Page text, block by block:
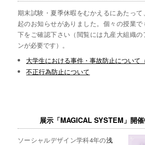
期末試験・夏季休暇をむかえるにあたっ
起のお知らせがありました。個々の授業
下をご確認下さい（閲覧には九産大組織の
ンが必要です）。
大学生における事件・事故防止について
不正行為防止について
展示「MAGICAL SYSTEM」開催
ソーシャルデザイン学科4年の浅